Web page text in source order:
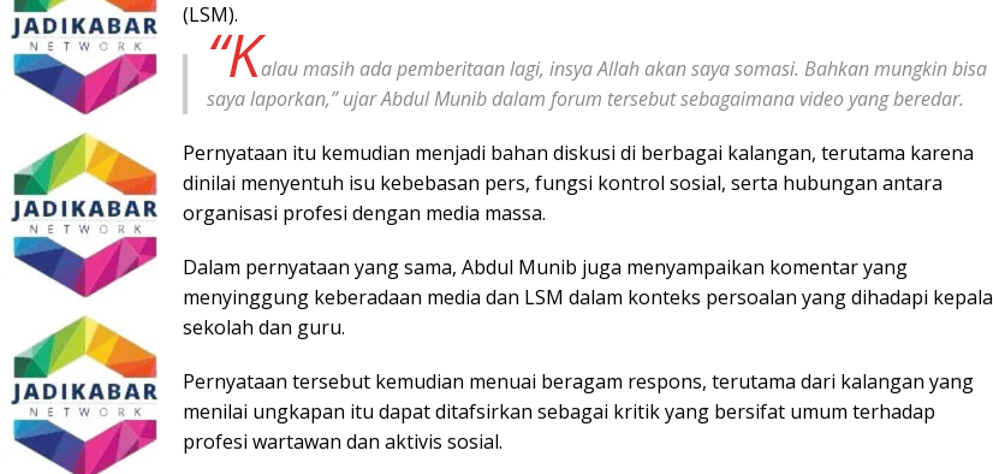
(LSM).“Kalau masih ada pemberitaan lagi, insya Allah akan saya somasi. Bahkan mungkin bisa
saya laporkan,” ujar Abdul Munib dalam forum tersebut sebagaimana video yang beredar.
Pernyataan itu kemudian menjadi bahan diskusi di berbagai kalangan, terutama karena
dinilai menyentuh isu kebebasan pers, fungsi kontrol sosial, serta hubungan antara
organisasi profesi dengan media massa.
Dalam pernyataan yang sama, Abdul Munib juga menyampaikan komentar yang
menyinggung keberadaan media dan LSM dalam konteks persoalan yang dihadapi kepala
sekolah dan guru.
Pernyataan tersebut kemudian menuai beragam respons, terutama dari kalangan yang
menilai ungkapan itu dapat ditafsirkan sebagai kritik yang bersifat umum terhadap
profesi wartawan dan aktivis sosial.